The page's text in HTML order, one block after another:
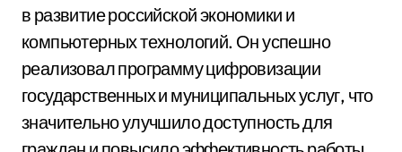
в развитие российской экономики и
компьютерных технологий. Он успешно
реализовал программу цифровизации
государственных и муниципальных услуг, что
значительно улучшило доступность для